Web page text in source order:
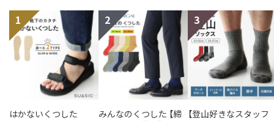
はかないくつした
みんなのくつした 【締 【登山好きなスタッフ